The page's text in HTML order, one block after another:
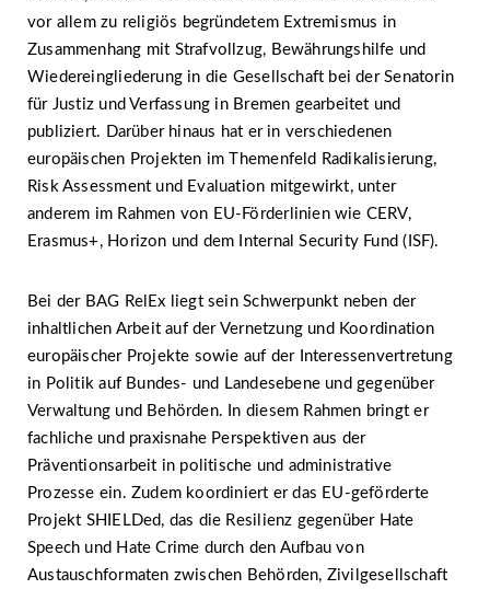
vor allem zu religiös begründetem Extremismus in
Zusammenhang mit Strafvollzug, Bewährungshilfe und
Wiedereingliederung in die Gesellschaft bei der Senatorin
für Justiz und Verfassung in Bremen gearbeitet und
publiziert. Darüber hinaus hat er in verschiedenen
europäischen Projekten im Themenfeld Radikalisierung,
Risk Assessment und Evaluation mitgewirkt, unter
anderem im Rahmen von EU-Förderlinien wie CERV,
Erasmus+, Horizon und dem Internal Security Fund (ISF).
Bei der BAG RelEx liegt sein Schwerpunkt neben der
inhaltlichen Arbeit auf der Vernetzung und Koordination
europäischer Projekte sowie auf der Interessenvertretung
in Politik auf Bundes- und Landesebene und gegenüber
Verwaltung und Behörden. In diesem Rahmen bringt er
fachliche und praxisnahe Perspektiven aus der
Präventionsarbeit in politische und administrative
Prozesse ein. Zudem koordiniert er das EU-geförderte
Projekt SHIELDed, das die Resilienz gegenüber Hate
Speech und Hate Crime durch den Aufbau von
Austauschformaten zwischen Behörden, Zivilgesellschaft